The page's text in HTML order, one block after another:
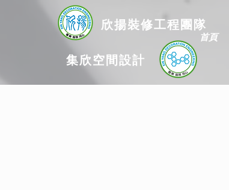
欣揚裝修工程團隊
集欣空間設計
首頁